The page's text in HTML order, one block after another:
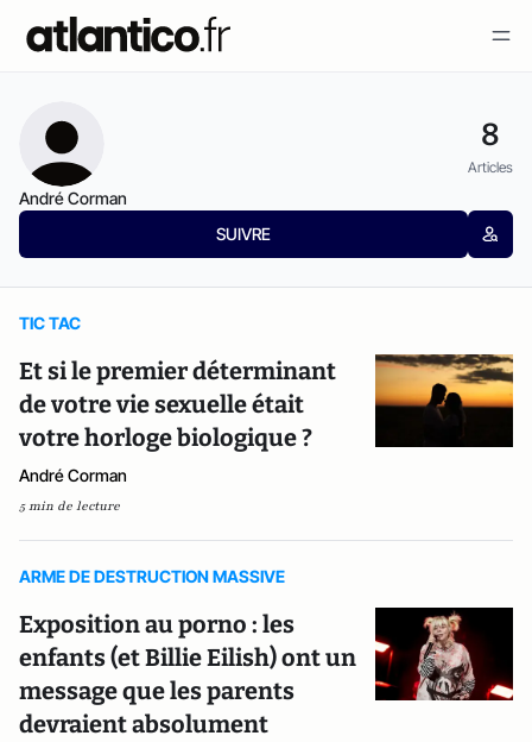
8
Articles
André Corman
SUIVRE
TIC TAC
Et si le premier déterminant
de votre vie sexuelle était
votre horloge biologique ?
André Corman
5 min de lecture
ARME DE DESTRUCTION MASSIVE
Exposition au porno : les
enfants (et Billie Eilish) ont un
message que les parents
devraient absolument